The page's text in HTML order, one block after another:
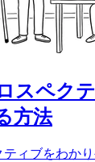
スペク
方法
ィブをわか